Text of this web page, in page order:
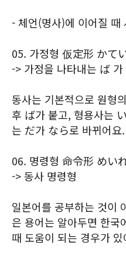
- 체언(명사)에 이어질 때
05. 가정형 仮定形 かて
-> 가정을 나타내는 ば
동사는 기본적으로 원형
후 ば가 붙고, 형용사는
는 だ가 なら로 바뀌어요.
06. 명령형 命令形 めい
-> 동사 명령형
일본어를 공부하는 것이
은 용어는 알아두면 한국
때 도움이 되는 경우가 있